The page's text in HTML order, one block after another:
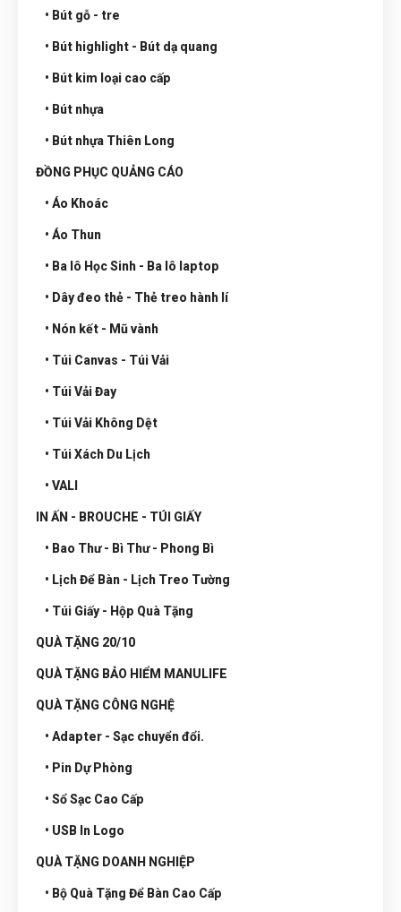
• Bút gỗ - tre
• Bút highlight - Bút dạ quang
• Bút kim loại cao cấp
• Bút nhựa
• Bút nhựa Thiên Long
ĐỒNG PHỤC QUẢNG CÁO
• Áo Khoác
• Áo Thun
• Ba lô Học Sinh - Ba lô laptop
• Dây đeo thẻ - Thẻ treo hành lí
• Nón kết - Mũ vành
• Túi Canvas - Túi Vải
• Túi Vải Đay
• Túi Vải Không Dệt
• Túi Xách Du Lịch
• VALI
IN ẤN - BROUCHE - TÚI GIẤY
• Bao Thư - Bì Thư - Phong Bì
• Lịch Để Bàn - Lịch Treo Tường
• Túi Giấy - Hộp Quà Tặng
QUÀ TẶNG 20/10
QUÀ TẶNG BẢO HIỂM MANULIFE
QUÀ TẶNG CÔNG NGHỆ
• Adapter - Sạc chuyển đổi.
• Pin Dự Phòng
• Sổ Sạc Cao Cấp
• USB In Logo
QUÀ TẶNG DOANH NGHIỆP
• Bộ Quà Tặng Để Bàn Cao Cấp